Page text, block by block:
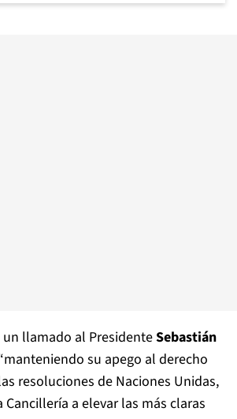
llamado al PresidenteSebastián
su apego al derecho
resoluciones de Naciones Unidas,
a elevar las más claras